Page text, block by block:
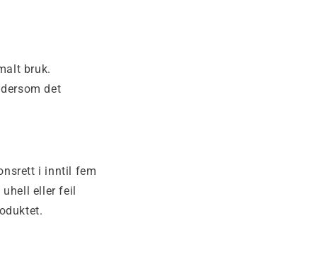
bruk.
det
i inntil fem
uhell eller feil